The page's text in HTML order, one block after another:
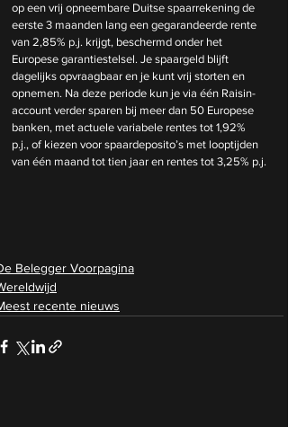
op een vrij opneembare Duitse spaarrekening de
eerste 3 maanden lang een gegarandeerde rente
van 2,85% p.j. krijgt, beschermd onder het
Europese garantiestelsel. Je spaargeld blijft
dagelijks opvraagbaar en je kunt vrij storten en
opnemen. Na deze periode kun je via één Raisin-
account verder sparen bij meer dan 50 Europese
banken, met actuele variabele rentes tot 1,92%
p.j., of kiezen voor spaardeposito’s met looptijden
van één maand tot tien jaar en rentes tot 3,25% p.j.
Belegger Voorpagina
recente nieuws